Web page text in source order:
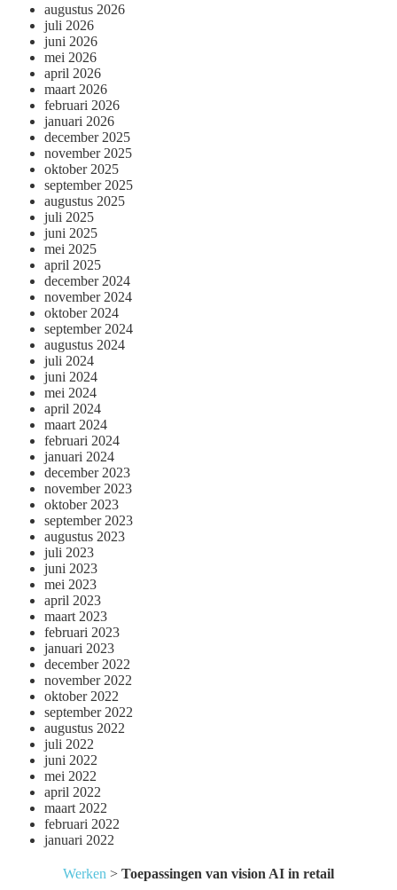
augustus 2026
juli 2026
juni 2026
mei 2026
april 2026
maart 2026
februari 2026
januari 2026
december 2025
november 2025
oktober 2025
september 2025
augustus 2025
juli 2025
juni 2025
mei 2025
april 2025
december 2024
november 2024
oktober 2024
september 2024
augustus 2024
juli 2024
juni 2024
mei 2024
april 2024
maart 2024
februari 2024
januari 2024
december 2023
november 2023
oktober 2023
september 2023
augustus 2023
juli 2023
juni 2023
mei 2023
april 2023
maart 2023
februari 2023
januari 2023
december 2022
november 2022
oktober 2022
september 2022
augustus 2022
juli 2022
juni 2022
mei 2022
april 2022
maart 2022
februari 2022
januari 2022
Werken > Toepassingen van vision AI in retail